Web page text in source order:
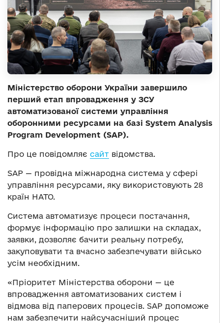
Міністерство оборони України завершило
перший етап впровадження у ЗСУ
автоматизованої системи управління
оборонними ресурсами на базі System Analysis
Program Development (SAP).
Про це повідомляє сайт відомства.
SAP — провідна міжнародна система у сфері
управління ресурсами, яку використовують 28
країн НАТО.
Система автоматизує процеси постачання,
формує інформацію про залишки на складах,
заявки, дозволяє бачити реальну потребу,
закуповувати та вчасно забезпечувати військо
усім необхідним.
«Пріоритет Міністерства оборони — це
впровадження автоматизованих систем і
відмова від паперових процесів. SAP допоможе
нам забезпечити найсучасніший процес